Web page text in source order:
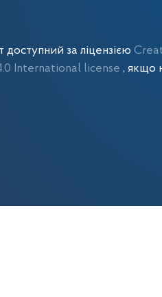
доступний за ліцензією
International license , якщо